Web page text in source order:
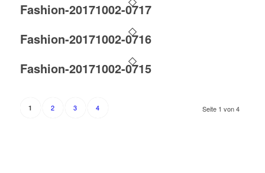
Fashion-20171002-0717
Fashion-20171002-0716
Fashion-20171002-0715
Seite 1 von 4
1 2 3 4